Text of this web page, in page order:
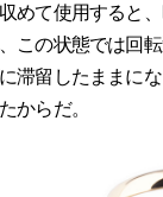
めて使用すると
この状態では回
滞留したままに
からだ。